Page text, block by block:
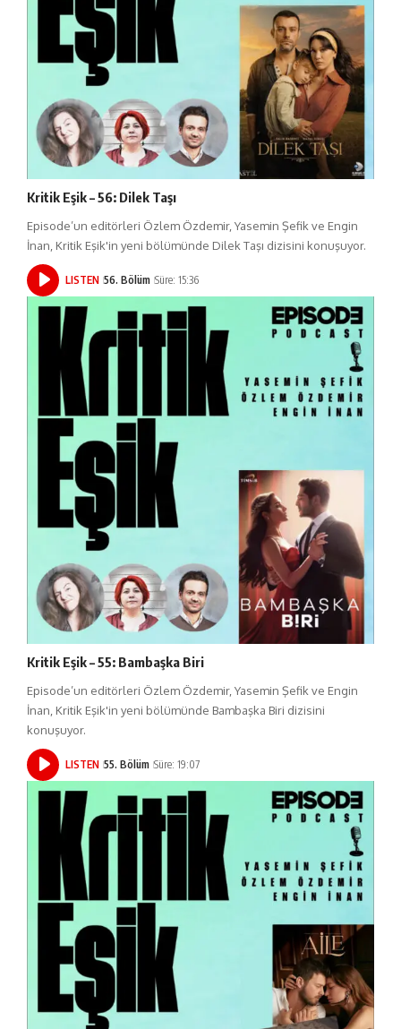
Kritik Eşik – 56: Dilek Taşı
Episode’un editörleri Özlem Özdemir, Yasemin Şefik ve Engin
İnan, Kritik Eşik'in yeni bölümünde Dilek Taşı dizisini konuşuyor.
LISTEN 56. Bölüm Süre: 15:36
Kritik Eşik – 55: Bambaşka Biri
Episode’un editörleri Özlem Özdemir, Yasemin Şefik ve Engin
İnan, Kritik Eşik'in yeni bölümünde Bambaşka Biri dizisini
konuşuyor.
LISTEN 55. Bölüm Süre: 19:07